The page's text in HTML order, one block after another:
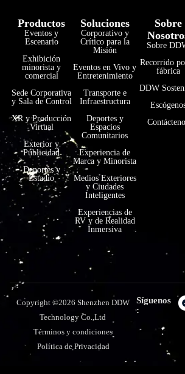
Productos
Eventos y
Escenario
Exhibición
minorista y
comercial
Sede Corporativa
y Sala de Control
XR y Producción
Virtual
Exterior y
Publicidad
Deportes y
Estadio
Soluciones
Corporativo y
Crítico para la
Misión
Eventos en Vivo y
Entretenimiento
Transporte e
Infraestructura
Deportes y
Espacios
Comunitarios
Experiencia de
Marca y Minorista
Medios Exteriores
y Ciudades
Inteligentes
Experiencias de
RV y de Realidad
Inmersiva
Sobre
Sobre
Recorrido
fábrica
DDW
Copyright ©2026 Shenzhen DDW
Technology Co.,Ltd
Términos y condiciones
Política de Privacidad
Síguenos
: